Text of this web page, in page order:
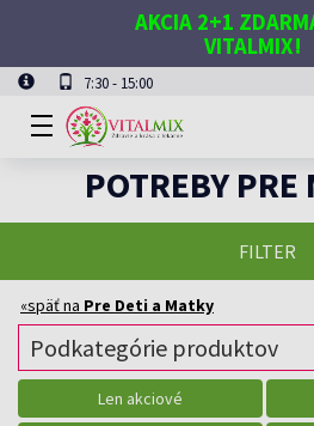
AKCIA 2+1
VITALMIX!
7:30 - 15:00
POTREBY PRE
FILTER
«späť na Pre Deti a Matky
Len akciové